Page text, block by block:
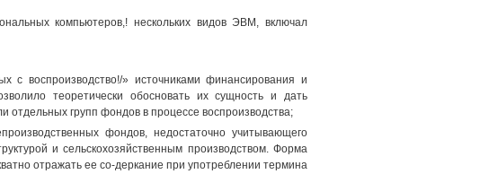
компьютеров,! нескольких видов ЭВМ, включал
с воспроизводство!/» источниками финансирования и
теоретически обосновать их сущность и дать
отдельных групп фондов в процессе воспроизводства;
фондов, недостаточно учитывающего
и сельскохозяйственным производством. Форма
отражать ее со-деркание при употреблении термина